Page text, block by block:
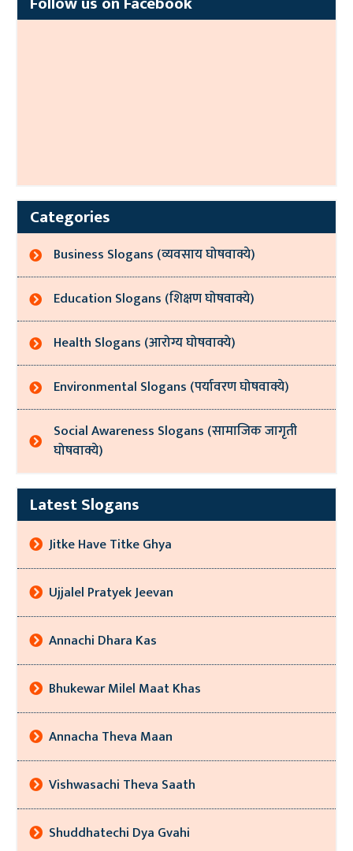
Categories
Business Slogans (व्यवसाय घोषवाक्ये)
Education Slogans (शिक्षण घोषवाक्ये)
Health Slogans (आरोग्य घोषवाक्ये)
Environmental Slogans (पर्यावरण घोषवाक्ये)
Social Awareness Slogans (सामाजिक जागृती
घोषवाक्ये)
Latest Slogans
Jitke Have Titke Ghya
Ujjalel Pratyek Jeevan
Annachi Dhara Kas
Bhukewar Milel Maat Khas
Annacha Theva Maan
Vishwasachi Theva Saath
Shuddhatechi Dya Gvahi